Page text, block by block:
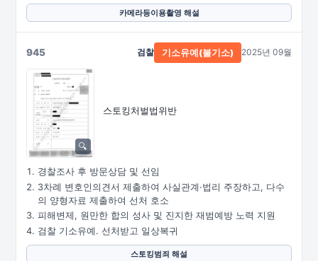
카메라등이용촬영 해설
945
스토킹처벌법위반
검찰 기소유예(불기소) 2025년 09월
경찰조사 후 방문상담 및 선임
3차례 변호인의견서 제출하여 사실관계·법리 주장하고, 다수
의 양형자료 제출하여 선처 호소
피해변제, 원만한 합의 성사 및 진지한 재범예방 노력 지원
검찰 기소유예. 선처받고 일상복귀
스토킹범죄 해설